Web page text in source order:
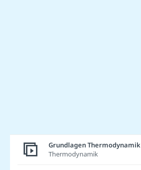
Grundlagen Thermodynamik
Thermodynamik